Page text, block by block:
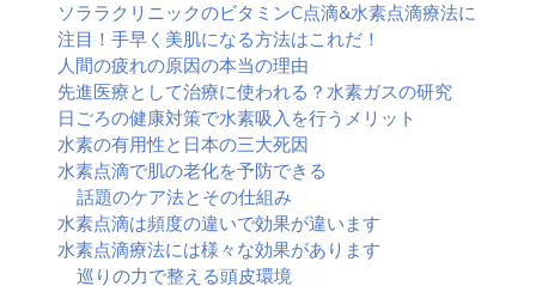
ソララクリニックのビタミンC点滴&水素点滴療法に
注目！手早く美肌になる方法はこれだ！
人間の疲れの原因の本当の理由
先進医療として治療に使われる？水素ガスの研究
日ごろの健康対策で水素吸入を行うメリット
水素の有用性と日本の三大死因
水素点滴で肌の老化を予防できる
話題のケア法とその仕組み
水素点滴は頻度の違いで効果が違います
水素点滴療法には様々な効果があります
巡りの力で整える頭皮環境